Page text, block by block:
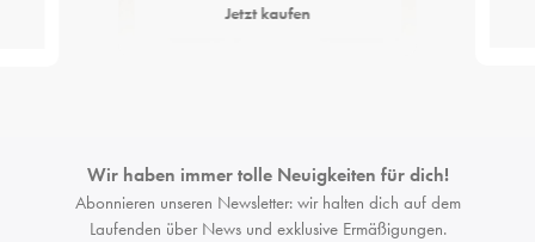
Jetzt kaufen
Wir haben immer tolle Neuigkeiten für dich!
Abonnieren unseren Newsletter: wir halten dich auf dem
Laufenden über News und exklusive Ermäßigungen.